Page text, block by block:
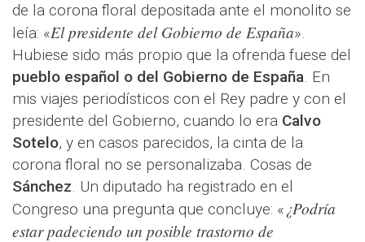
de la corona floral depositada ante el monolito se
leía: «El presidente del Gobierno de España».
Hubiese sido más propio que la ofrenda fuese del
pueblo español o del Gobierno de España. En
mis viajes periodísticos con el Rey padre y con el
presidente del Gobierno, cuando lo era Calvo
Sotelo, y en casos parecidos, la cinta de la
corona floral no se personalizaba. Cosas de
Sánchez. Un diputado ha registrado en el
Congreso una pregunta que concluye: « ¿Podría
estar padeciendo un posible trastorno de